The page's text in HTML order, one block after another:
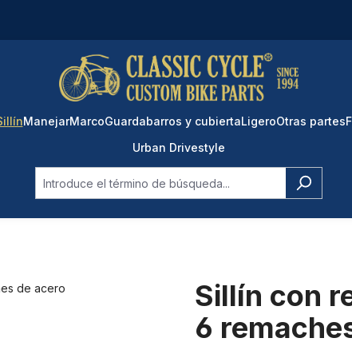
ManejarMarcoGuardabarros y cubiertaLigeroOtras partes
Urban Drivestyle
Sillín con
6